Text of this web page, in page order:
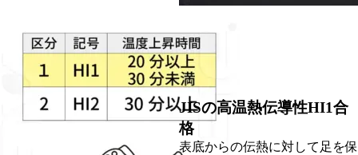
JISの高温熱伝導性HI1合
格
表底からの伝熱に対して足を保